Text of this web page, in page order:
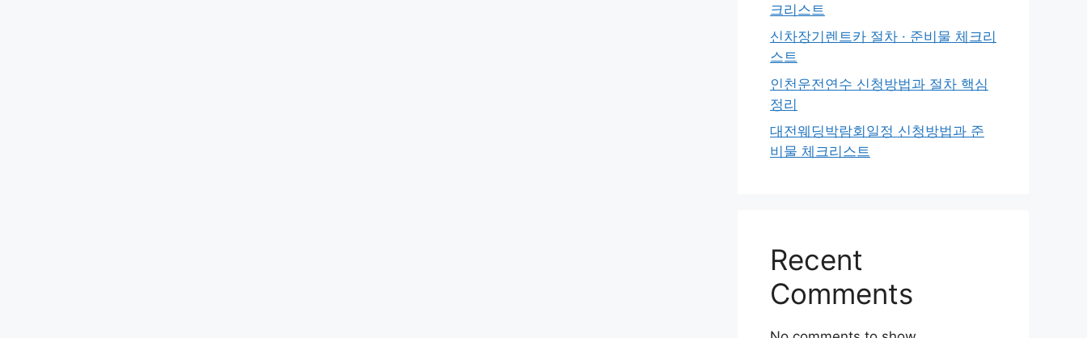
크리스트
신차장기렌트카 절차 · 준비물 체크리
스트
인천운전연수 신청방법과 절차 핵심
정리
대전웨딩박람회일정 신청방법과 준
비물 체크리스트
Recent
Comments